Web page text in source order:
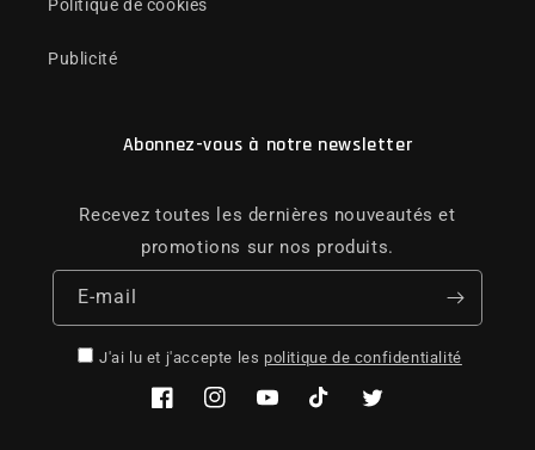
Politique de cookies
Publicité
Abonnez-vous à notre newsletter
Recevez toutes les dernières nouveautés et
promotions sur nos produits.
E-mail
J'ai lu et j'accepte les politique de confidentialité
FacebookInstagramYouTubeTikTok Twitter